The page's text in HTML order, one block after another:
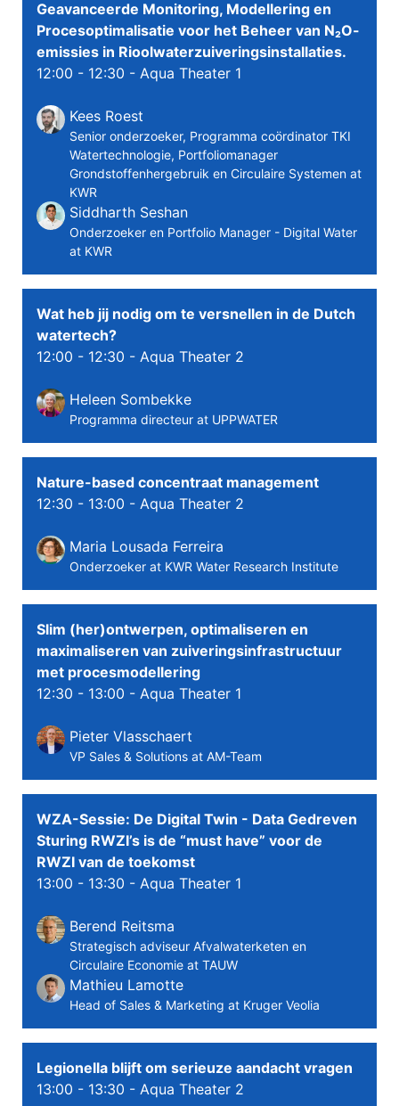
Geavanceerde Monitoring, Modellering en
Procesoptimalisatie voor het Beheer van N₂O-
emissies in Rioolwaterzuiveringsinstallaties.
12:00 - 12:30 - Aqua Theater 1
Kees Roest
Senior onderzoeker, Programma coördinator TKI
Watertechnologie, Portfoliomanager
Grondstoffenhergebruik en Circulaire Systemen at
KWR
Siddharth Seshan
Onderzoeker en Portfolio Manager - Digital Water
at KWR
Wat heb jij nodig om te versnellen in de Dutch
watertech?
12:00 - 12:30 - Aqua Theater 2
Heleen Sombekke
Programma directeur at UPPWATER
Nature-based concentraat management
12:30 - 13:00 - Aqua Theater 2
Maria Lousada Ferreira
Onderzoeker at KWR Water Research Institute
Slim (her)ontwerpen, optimaliseren en
maximaliseren van zuiveringsinfrastructuur
met procesmodellering
12:30 - 13:00 - Aqua Theater 1
Pieter Vlasschaert
VP Sales & Solutions at AM-Team
WZA-Sessie: De Digital Twin - Data Gedreven
Sturing RWZI’s is de “must have” voor de
RWZI van de toekomst
13:00 - 13:30 - Aqua Theater 1
Berend Reitsma
Strategisch adviseur Afvalwaterketen en
Circulaire Economie at TAUW
Mathieu Lamotte
Head of Sales & Marketing at Kruger Veolia
Legionella blijft om serieuze aandacht vragen
13:00 - 13:30 - Aqua Theater 2